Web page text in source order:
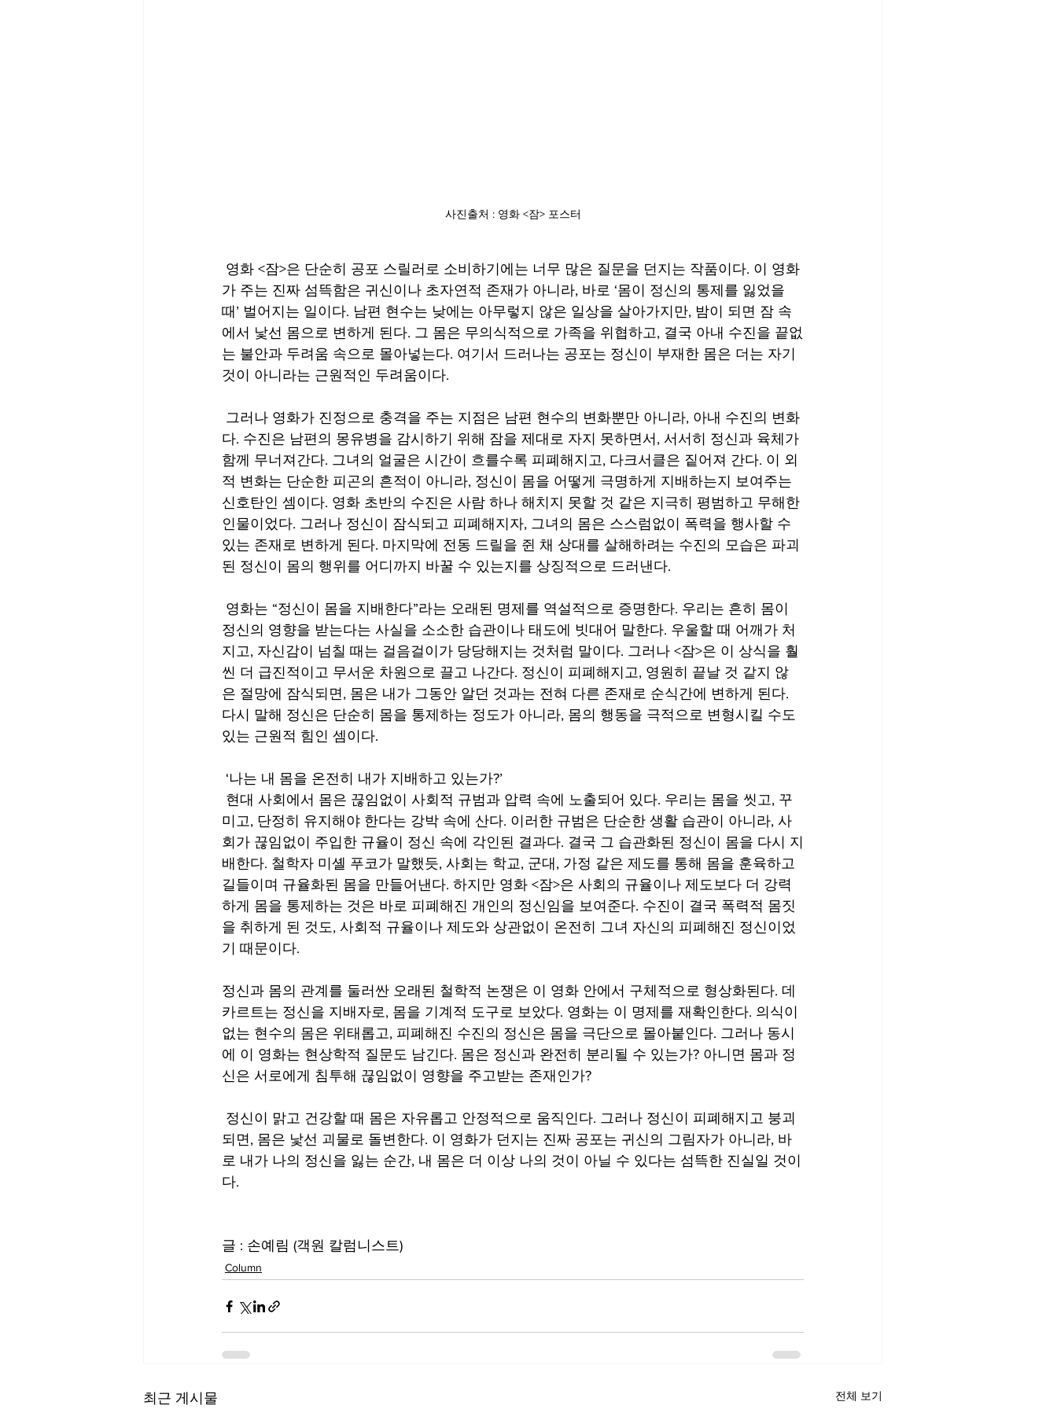
사진출처 : 영화 <잠> 포스터
가 주는 진짜 섬뜩함은 귀신이나 초자연적 존재가 아니라, 바로 ‘몸이 정신의 통제를 잃었을
때’ 벌어지는 일이다. 남편 현수는 낮에는 아무렇지 않은 일상을 살아가지만, 밤이 되면 잠 속
에서 낯선 몸으로 변하게 된다. 그 몸은 무의식적으로 가족을 위협하고, 결국 아내 수진을 끝없
는 불안과 두려움 속으로 몰아넣는다. 여기서 드러나는 공포는 정신이 부재한 몸은 더는 자기
것이 아니라는 근원적인 두려움이다.
다. 수진은 남편의 몽유병을 감시하기 위해 잠을 제대로 자지 못하면서, 서서히 정신과 육체가
함께 무너져간다. 그녀의 얼굴은 시간이 흐를수록 피폐해지고, 다크서클은 짙어져 간다. 이 외
적 변화는 단순한 피곤의 흔적이 아니라, 정신이 몸을 어떻게 극명하게 지배하는지 보여주는
신호탄인 셈이다. 영화 초반의 수진은 사람 하나 해치지 못할 것 같은 지극히 평범하고 무해한
인물이었다. 그러나 정신이 잠식되고 피폐해지자, 그녀의 몸은 스스럼없이 폭력을 행사할 수
있는 존재로 변하게 된다. 마지막에 전동 드릴을 쥔 채 상대를 살해하려는 수진의 모습은 파괴
된 정신이 몸의 행위를 어디까지 바꿀 수 있는지를 상징적으로 드러낸다.
정신의 영향을 받는다는 사실을 소소한 습관이나 태도에 빗대어 말한다. 우울할 때 어깨가 처
지고, 자신감이 넘칠 때는 걸음걸이가 당당해지는 것처럼 말이다. 그러나 <잠>은 이 상식을 훨
씬 더 급진적이고 무서운 차원으로 끌고 나간다. 정신이 피폐해지고, 영원히 끝날 것 같지 않
은 절망에 잠식되면, 몸은 내가 그동안 알던 것과는 전혀 다른 존재로 순식간에 변하게 된다.
다시 말해 정신은 단순히 몸을 통제하는 정도가 아니라, 몸의 행동을 극적으로 변형시킬 수도
있는 근원적 힘인 셈이다.
‘나는 내 몸을 온전히 내가 지배하고 있는가?’
미고, 단정히 유지해야 한다는 강박 속에 산다. 이러한 규범은 단순한 생활 습관이 아니라, 사
회가 끊임없이 주입한 규율이 정신 속에 각인된 결과다. 결국 그 습관화된 정신이 몸을 다시 지
배한다. 철학자 미셸 푸코가 말했듯, 사회는 학교, 군대, 가정 같은 제도를 통해 몸을 훈육하고
길들이며 규율화된 몸을 만들어낸다. 하지만 영화 <잠>은 사회의 규율이나 제도보다 더 강력
하게 몸을 통제하는 것은 바로 피폐해진 개인의 정신임을 보여준다. 수진이 결국 폭력적 몸짓
을 취하게 된 것도, 사회적 규율이나 제도와 상관없이 온전히 그녀 자신의 피폐해진 정신이었
기 때문이다.
정신과 몸의 관계를 둘러싼 오래된 철학적 논쟁은 이 영화 안에서 구체적으로 형상화된다. 데
카르트는 정신을 지배자로, 몸을 기계적 도구로 보았다. 영화는 이 명제를 재확인한다. 의식이
없는 현수의 몸은 위태롭고, 피폐해진 수진의 정신은 몸을 극단으로 몰아붙인다. 그러나 동시
에 이 영화는 현상학적 질문도 남긴다. 몸은 정신과 완전히 분리될 수 있는가? 아니면 몸과 정
신은 서로에게 침투해 끊임없이 영향을 주고받는 존재인가?
되면, 몸은 낯선 괴물로 돌변한다. 이 영화가 던지는 진짜 공포는 귀신의 그림자가 아니라, 바
로 내가 나의 정신을 잃는 순간, 내 몸은 더 이상 나의 것이 아닐 수 있다는 섬뜩한 진실일 것이
다.
글 : 손예림 (객원 칼럼니스트)
Column
최근 게시물 전체 보기